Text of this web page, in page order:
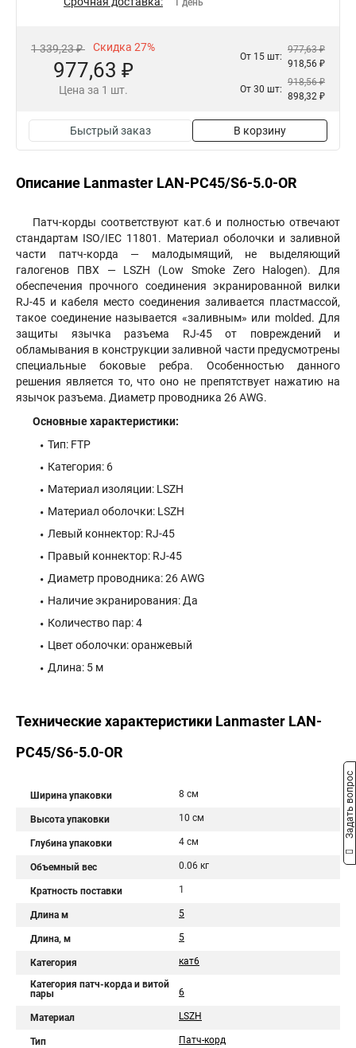
1 день
1 339,23 ₽ Скидка 27%
977,63 ₽
Цена за 1 шт.
От 15 шт:
977,63 ₽
918,56 ₽
От 30 шт:
918,56 ₽
898,32 ₽
Быстрый заказ В корзину
Описание Lanmaster LAN-PC45/S6-5.0-OR
Патч-корды соответствуют кат.6 и полностью отвечают
стандартам ISO/IEC 11801. Материал оболочки и заливной
части патч-корда — малодымящий, не выделяющий
галогенов ПВХ — LSZH (Low Smoke Zero Halogen). Для
обеспечения прочного соединения экранированной вилки
RJ-45 и кабеля место соединения заливается пластмассой,
такое соединение называется «заливным» или molded. Для
защиты язычка разъема RJ-45 от повреждений и
обламывания в конструкции заливной части предусмотрены
специальные боковые ребра. Особенностью данного
решения является то, что оно не препятствует нажатию на
язычок разъема. Диаметр проводника 26 AWG.
Основные характеристики:
Тип: FTP
Категория: 6
Материал изоляции: LSZH
Материал оболочки: LSZH
Левый коннектор: RJ-45
Правый коннектор: RJ-45
Диаметр проводника: 26 AWG
Наличие экранирования: Да
Количество пар: 4
Цвет оболочки: оранжевый
Длина: 5 м
Технические характеристики Lanmaster LAN-
PC45/S6-5.0-OR
Ширина упаковки 8 см
Высота упаковки 10 см
Глубина упаковки 4 см
Объемный вес 0.06 кг
Кратность поставки 1
Длина м 5
Длина, м 5
Категория кат6
Категория патч-корда и витой
пары
6
Материал LSZH
Тип Патч-корд
Задать вопрос